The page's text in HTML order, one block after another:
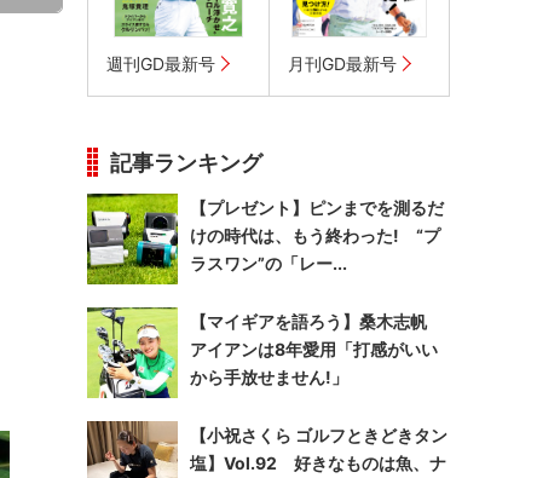
週刊GD最新号 月刊GD最新号
記事ランキング
【プレゼント】ピンまでを測るだ
けの時代は、もう終わった! “プ
ラスワン”の「レー...
【マイギアを語ろう】桑木志帆
アイアンは8年愛用「打感がいい
から手放せません!」
【小祝さくら ゴルフときどきタン
塩】Vol.92 好きなものは魚、ナ